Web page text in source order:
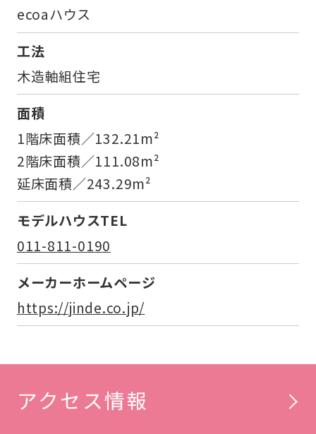
ecoaハウス
工法
木造軸組住宅
面積
1階床面積／132.21m²
2階床面積／111.08m²
延床面積／243.29m²
モデルハウスTEL
011-811-0190
メーカーホームページ
https://jinde.co.jp/
アクセス情報